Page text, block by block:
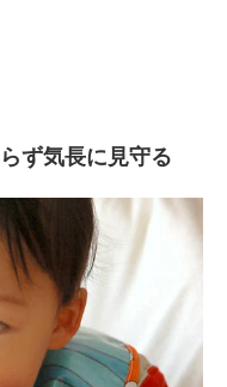
ず気長に見守る